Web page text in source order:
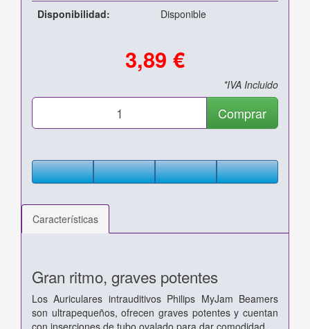
Disponibilidad:
Disponible
3,89 €
*IVA Incluido
Comprar
Características
Gran ritmo, graves potentes
Los Auriculares intrauditivos Philips MyJam Beamers
son ultrapequeños, ofrecen graves potentes y cuentan
con inserciones de tubo ovalado para dar comodidad.